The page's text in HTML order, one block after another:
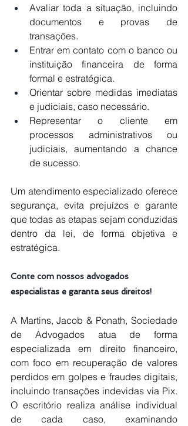
Avaliar toda a situação, incluindo
documentos e provas de
transações.
Entrar em contato com o banco ou
instituição financeira de forma
formal e estratégica.
Orientar sobre medidas imediatas
e judiciais, caso necessário.
Representar o cliente em
processos administrativos ou
judiciais, aumentando a chance
de sucesso.
Um atendimento especializado oferece
segurança, evita prejuízos e garante
que todas as etapas sejam conduzidas
dentro da lei, de forma objetiva e
estratégica.
Conte com nossos advogados
especialistas e garanta seus direitos!
A Martins, Jacob & Ponath, Sociedade
de Advogados atua de forma
especializada em direito financeiro,
com foco em recuperação de valores
perdidos em golpes e fraudes digitais,
incluindo transações indevidas via Pix.
O escritório realiza análise individual
de cada caso, examinando